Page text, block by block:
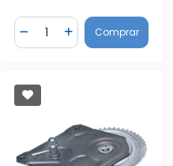
Diminuir Quantidade
Quantidade
AdicionarComprar